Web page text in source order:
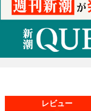
レビュー